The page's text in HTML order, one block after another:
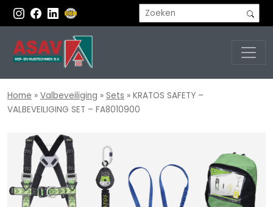
Home » Valbeveiliging » Sets » KRATOS SAFETY –
VALBEVEILIGING SET – FA8010900